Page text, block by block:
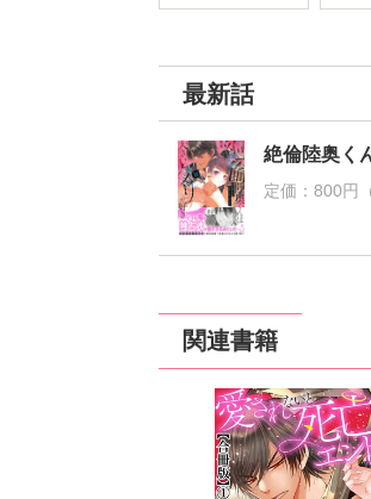
最新話
絶倫陸奥く
定価：800円
関連書籍